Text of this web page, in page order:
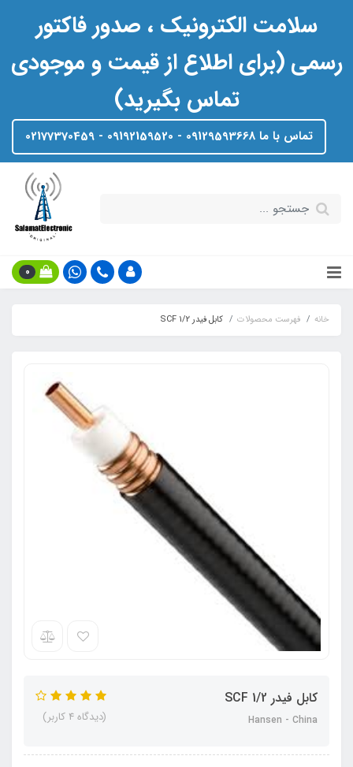
سلامت الکترونیک ، صدور فاکتور
رسمی (برای اطلاع از قیمت و موجودی
تماس بگیرید)
تماس با ما 09129593668 - 09192159520 - 02177370459
0
خانه فهرست محصولات کابل فیدر 1/2 SCF
کابل فیدر 1/2 SCF
Hansen - China (دیدگاه 4 کاربر)